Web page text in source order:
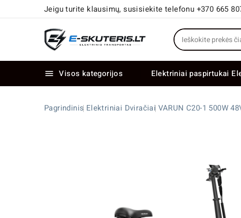
Jeigu turite klausimų, susisiekite telefonu +370 665
 Visos kategorijos Elektriniai paspirtukai
Pagrindinis Elektriniai Dviračiai VARUN C20-1 500W